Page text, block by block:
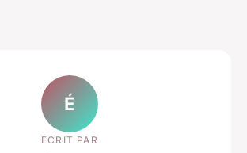
É
ECRIT PAR